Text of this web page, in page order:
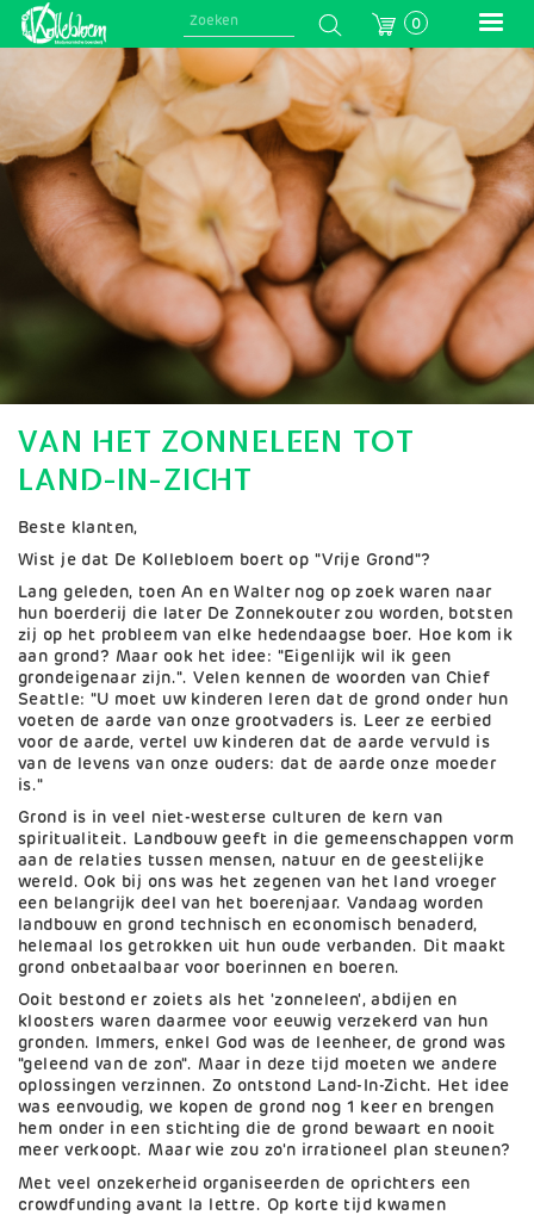
Skip
0
Afbeelding
VAN HET ZONNELEEN TOT
LAND-IN-ZICHT
Beste klanten,
Wist je dat De Kollebloem boert op "Vrije Grond"?
Lang geleden, toen An en Walter nog op zoek waren naar
hun boerderij die later De Zonnekouter zou worden, botsten
zij op het probleem van elke hedendaagse boer. Hoe kom ik
aan grond? Maar ook het idee: "Eigenlijk wil ik geen
grondeigenaar zijn.". Velen kennen de woorden van Chief
Seattle: "U moet uw kinderen leren dat de grond onder hun
voeten de aarde van onze grootvaders is. Leer ze eerbied
voor de aarde, vertel uw kinderen dat de aarde vervuld is
van de levens van onze ouders: dat de aarde onze moeder
is."
Grond is in veel niet-westerse culturen de kern van
spiritualiteit. Landbouw geeft in die gemeenschappen vorm
aan de relaties tussen mensen, natuur en de geestelijke
wereld. Ook bij ons was het zegenen van het land vroeger
een belangrijk deel van het boerenjaar. Vandaag worden
landbouw en grond technisch en economisch benaderd,
helemaal los getrokken uit hun oude verbanden. Dit maakt
grond onbetaalbaar voor boerinnen en boeren.
Ooit bestond er zoiets als het 'zonneleen', abdijen en
kloosters waren daarmee voor eeuwig verzekerd van hun
gronden. Immers, enkel God was de leenheer, de grond was
"geleend van de zon". Maar in deze tijd moeten we andere
oplossingen verzinnen. Zo ontstond Land-In-Zicht. Het idee
was eenvoudig, we kopen de grond nog 1 keer en brengen
hem onder in een stichting die de grond bewaart en nooit
meer verkoopt. Maar wie zou zo'n irrationeel plan steunen?
Met veel onzekerheid organiseerden de oprichters een
crowdfunding avant la lettre. Op korte tijd kwamen